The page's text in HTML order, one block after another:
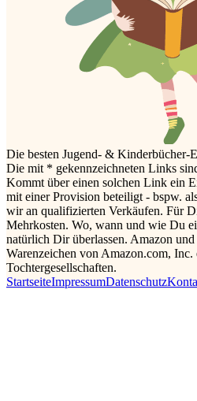
Die besten Jugend- &
Die mit * gekennzeichneten Links
Kommt über einen solchen Link ein
mit einer Provision beteiligt - bspw.
wir an qualifizierten Verkäufen. Für
Mehrkosten. Wo, wann und wie Du
natürlich Dir überlassen. Amazon
Warenzeichen von Amazon.com, Inc.
Tochtergesellschaften.
StartseiteImpressumDatenschutz